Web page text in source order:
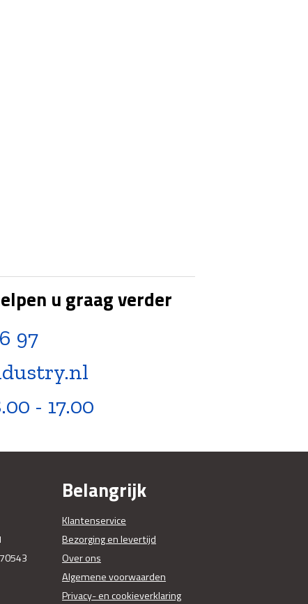
u graag verder
97
- 17.00
Belangrijk
Klantenservice
Bezorging en levertijd
Over ons
Algemene voorwaarden
Privacy- en cookieverklaring